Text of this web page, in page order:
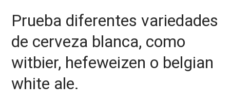
Prueba diferentes variedades
de cerveza blanca, como
witbier, hefeweizen o belgian
white ale.